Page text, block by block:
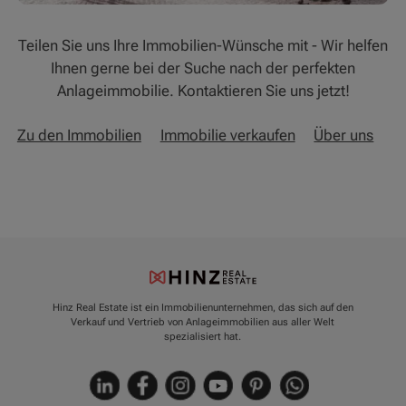
Teilen Sie uns Ihre Immobilien-Wünsche mit - Wir helfen
Ihnen gerne bei der Suche nach der perfekten
Anlageimmobilie. Kontaktieren Sie uns jetzt!
Zu den Immobilien Immobilie verkaufen Über uns
Hinz Real Estate ist ein Immobilienunternehmen, das sich auf den
Verkauf und Vertrieb von Anlageimmobilien aus aller Welt
spezialisiert hat.